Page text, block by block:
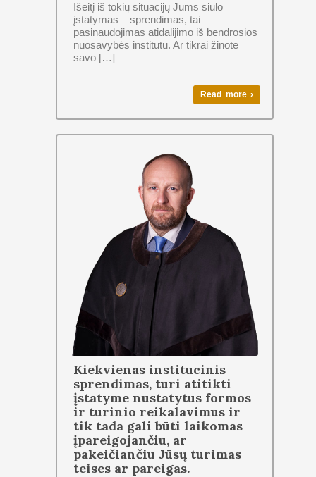
Išeitį iš tokių situacijų Jums siūlo
įstatymas – sprendimas, tai
pasinaudojimas atidalijimo iš bendrosios
nuosavybės institutu. Ar tikrai žinote
savo […]
Read more ›
Kiekvienas institucinis
sprendimas, turi atitikti
įstatyme nustatytus formos
ir turinio reikalavimus ir
tik tada gali būti laikomas
įpareigojančiu, ar
pakeičiančiu Jūsų turimas
teises ar pareigas.